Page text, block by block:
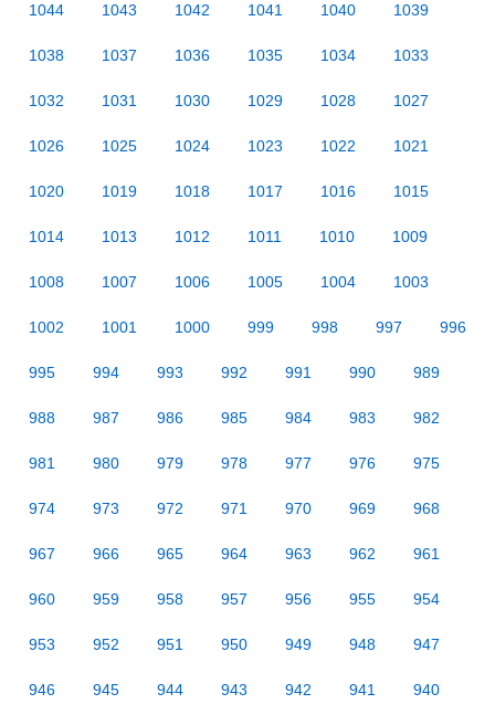
1044 1043 1042 1041 1040 1039
1038 1037 1036 1035 1034 1033
1032 1031 1030 1029 1028 1027
1026 1025 1024 1023 1022 1021
1020 1019 1018 1017 1016 1015
1014 1013 1012 1011 1010 1009
1008 1007 1006 1005 1004 1003
1002 1001 1000 999 998 997 996
995 994 993 992 991 990 989
988 987 986 985 984 983 982
981 980 979 978 977 976 975
974 973 972 971 970 969 968
967 966 965 964 963 962 961
960 959 958 957 956 955 954
953 952 951 950 949 948 947
946 945 944 943 942 941 940